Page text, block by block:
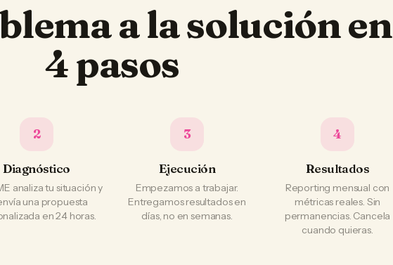
a la solución en
4 pasos
2
Diagnóstico
analiza tu situación y
una propuesta
en 24 horas.
3
Ejecución
Empezamos a trabajar.
Entregamos resultados en
días, no en semanas.
4
Resultados
Reporting mensual con
métricas reales. Sin
permanencias. Cancela
cuando quieras.